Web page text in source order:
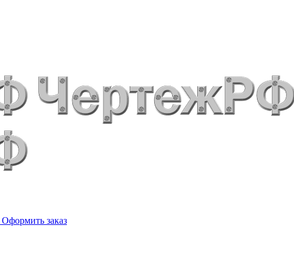
Оформить заказ